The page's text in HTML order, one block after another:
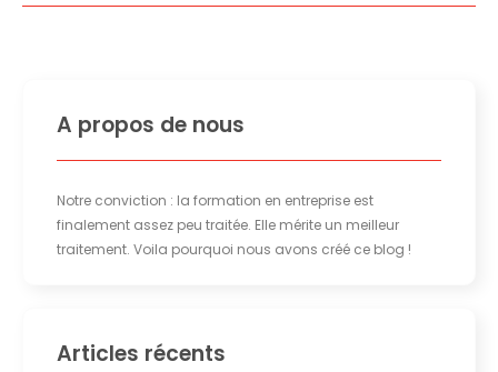
A propos de nous
Notre conviction : la formation en entreprise est
finalement assez peu traitée. Elle mérite un meilleur
traitement. Voila pourquoi nous avons créé ce blog !
Articles récents